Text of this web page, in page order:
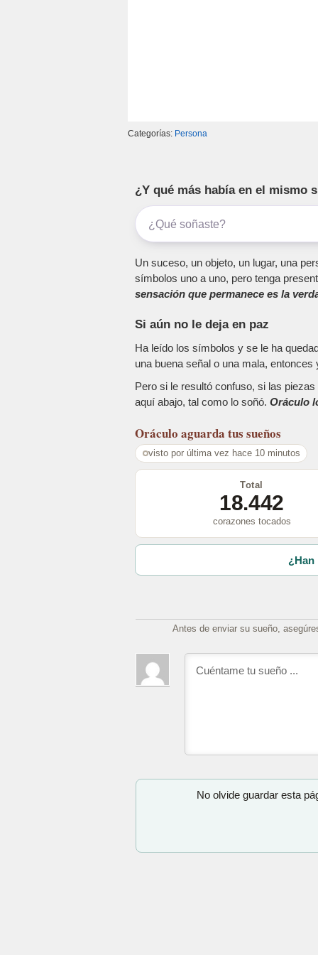
Categorías: Persona
¿Y qué más había en el mismo
Un suceso, un objeto, un lugar, una
símbolos uno a uno, pero tenga
sensación que permanece es la
Si aún no le deja en paz
Ha leído los símbolos y se le ha
una buena señal o una mala,
Pero si le resultó confuso, si las
aquí abajo, tal como lo soñó. Oráculo
Oráculo aguarda tus sueños
visto por última vez hace 10 minutos
Total
18.442
corazones tocados
Antes de enviar su sueño,
No olvide guardar esta